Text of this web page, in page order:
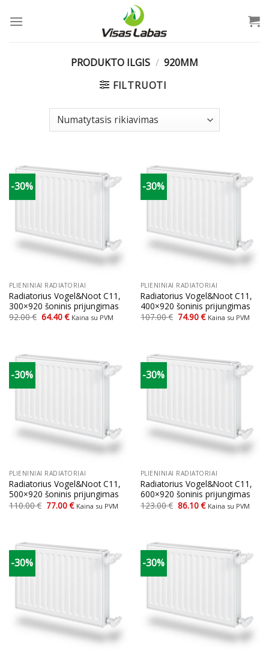
PRODUKTO ILGIS / 920MM
FILTRUOTI
-30%
PLIENINIAI RADIATORIAI
Radiatorius Vogel&Noot C11,
300×920 šoninis prijungimas
92.00€ Original
price
64.40€Current
price
Kaina su PVM
-30%
PLIENINIAI RADIATORIAI
Radiatorius Vogel&Noot C11,
400×920 šoninis prijungimas
107.00€ Original
price
74.90€Current
price
Kaina su PVM
-30%
PLIENINIAI RADIATORIAI
Radiatorius Vogel&Noot C11,
500×920 šoninis prijungimas
110.00€ Original
price
77.00€Current
price
Kaina su PVM
-30%
PLIENINIAI RADIATORIAI
Radiatorius Vogel&Noot C11,
600×920 šoninis prijungimas
123.00€ Original
price
86.10€Current
price
Kaina su PVM
-30% -30%